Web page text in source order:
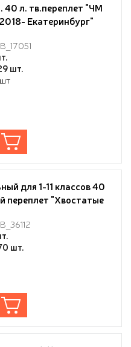
40 л. тв.переплет "ЧМ
Екатеринбург"
шт.
для 1-11 классов 40
переплет "Хвостатые
форзац глянц.
шт.